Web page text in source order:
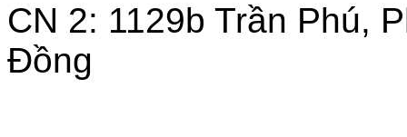
CN 2: 1129b Trần Phú,
Đồng